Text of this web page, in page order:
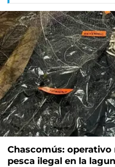
Chascomús:
pesca ilegal en la